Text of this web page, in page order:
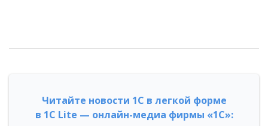
Читайте новости 1С в легкой форме
в 1С Lite — онлайн-медиа фирмы «1С»: